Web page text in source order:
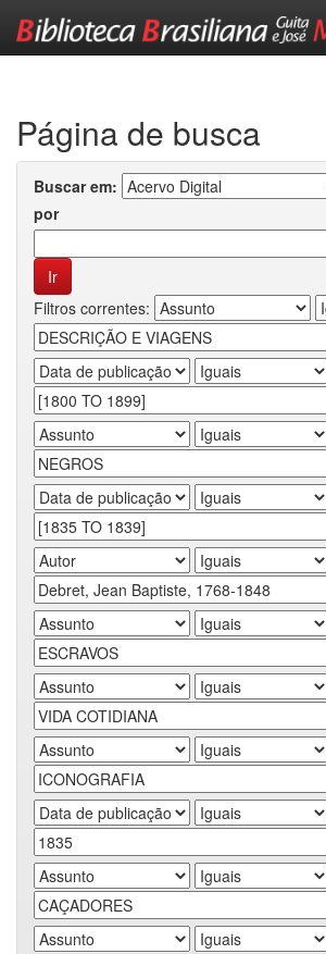
Página de busca
Buscar em:
por
Filtros correntes: